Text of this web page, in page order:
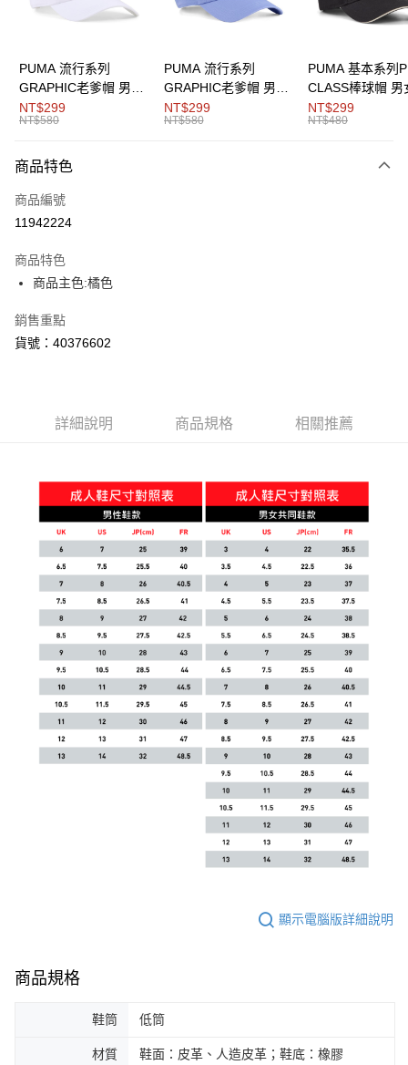
Google Pay
運送方式
每筆NT$150，滿NT$1,800(含以上)免運費
PUMA 流行系列
GRAPHIC老爹帽 男女
共同
NT$299
NT$580
PUMA 流行系列
GRAPHIC老爹帽 男女
共同
NT$299
NT$580
PUMA 基本系列
CLASS棒球帽 男
同
NT$299
NT$480
商品特色
商品編號
11942224
商品特色
商品主色:橘色
銷售重點
貨號：40376602
詳細說明 商品規格 相關推薦
顯示電腦版詳細說明
商品規格
鞋筒 低筒
材質 鞋面：皮革、人造皮革；鞋底：橡膠